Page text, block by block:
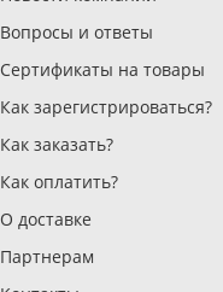
Вопросы и ответы
Сертификаты на товары
Как зарегистрироваться?
Как заказать?
Как оплатить?
О доставке
Партнерам